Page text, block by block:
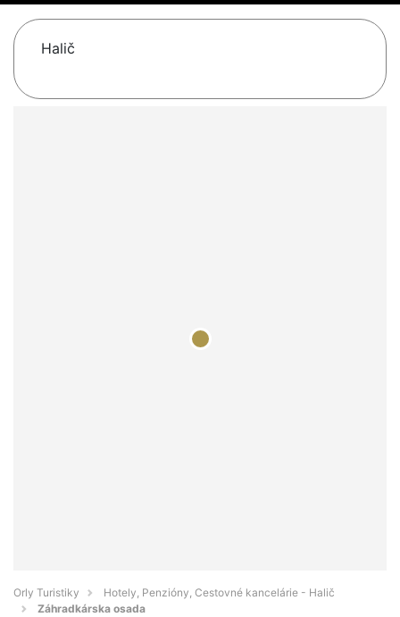
Halič
Orly Turistiky
Hotely, Penzióny, Cestovné kancelárie - Halič
Záhradkárska osada